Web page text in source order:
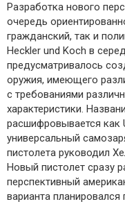
Разработка нового
очередь
гражданский, так и
Heckler und Koch в
предусматривалось
оружия, имеющего
с требованиями
характеристики.
расшифровывается как
универсальный
пистолета руководил
Новый пистолет сразу
перспективный
варианта